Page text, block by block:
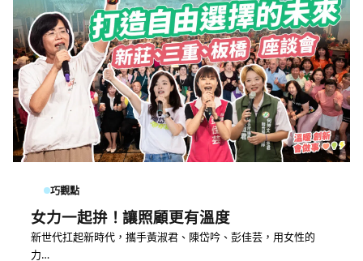
巧觀點
女力一起拚！讓照顧更有溫度
新世代扛起新時代，攜手黃淑君、陳岱吟、彭佳芸，用女性的
力…